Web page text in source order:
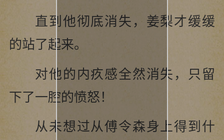
直到他彻底消失，姜梨才缓缓
的站了起来。
对他的内疚感全然消失，只留
下了一腔的愤怒！
从未想过从傅令森身上得到什